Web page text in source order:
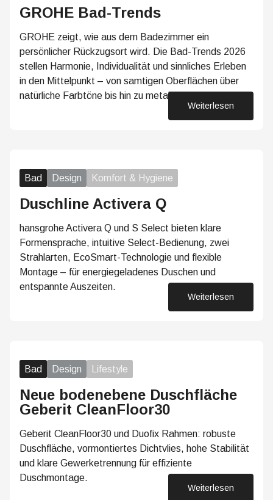
GROHE Bad-Trends
GROHE zeigt, wie aus dem Badezimmer ein
persönlicher Rückzugsort wird. Die Bad-Trends 2026
stellen Harmonie, Individualität und sinnliches Erleben
in den Mittelpunkt – von samtigen Oberflächen über
natürliche Farbtöne bis hin zu metallischen…
Weiterlesen
Bad Design Komfort & Hygiene
Duschline Activera Q
hansgrohe Activera Q und S Select bieten klare
Formensprache, intuitive Select-Bedienung, zwei
Strahlarten, EcoSmart-Technologie und flexible
Montage – für energiegeladenes Duschen und
entspannte Auszeiten.
Weiterlesen
Bad Design Lifestyle
Neue bodenebene Duschfläche
Geberit CleanFloor30
Geberit CleanFloor30 und Duofix Rahmen: robuste
Duschfläche, vormontiertes Dichtvlies, hohe Stabilität
und klare Gewerketrennung für effiziente
Duschmontage.
Weiterlesen